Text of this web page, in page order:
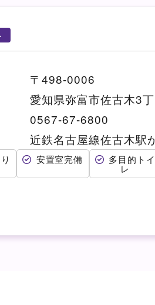
〒498-0006
愛知県弥富市佐古木3
0567-67-6800
近鉄名古屋線佐古木駅
安置室完備 多目的トイ
レ